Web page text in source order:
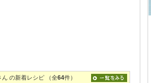
ん の新着レシピ （全64件）